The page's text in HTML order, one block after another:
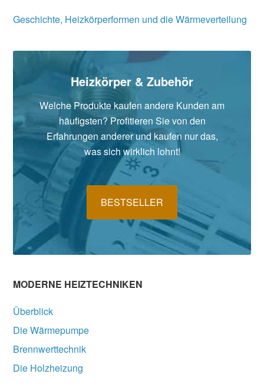
Geschichte, Heizkörperformen und die Wärmeverteilung
Heizkörper & Zubehör
Welche Produkte kaufen andere Kunden am
häufigsten? Profitieren Sie von den
Erfahrungen anderer und kaufen nur das,
was sich wirklich lohnt!
BESTSELLER
MODERNE HEIZTECHNIKEN
Überblick
Die Wärmepumpe
Brennwerttechnik
Die Holzheizung